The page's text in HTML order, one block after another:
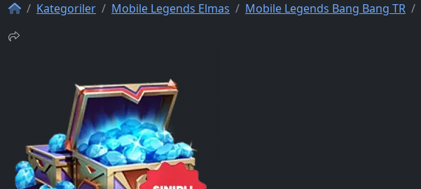
Kategoriler
Mobile Legends Elmas Mobile Legends Bang Bang TR